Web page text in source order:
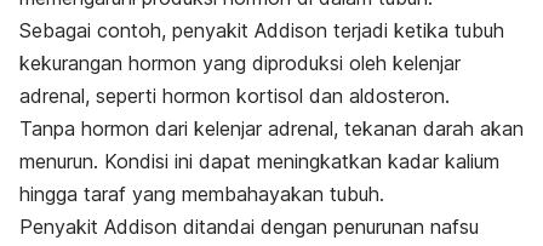
Sebagai contoh, penyakit Addison terjadi ketika tubuh
kekurangan hormon yang diproduksi oleh kelenjar
adrenal, seperti hormon kortisol dan aldosteron.
Tanpa hormon dari kelenjar adrenal, tekanan darah akan
menurun. Kondisi ini dapat meningkatkan kadar kalium
hingga taraf yang membahayakan tubuh.
Penyakit Addison ditandai dengan penurunan nafsu